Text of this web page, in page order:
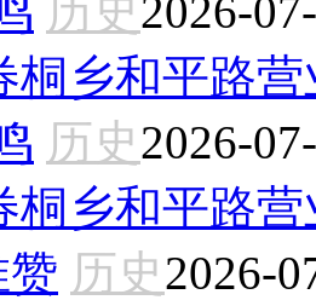
历史2026-
桐乡和平路营
历史2026-
桐乡和平路营
历史2026-